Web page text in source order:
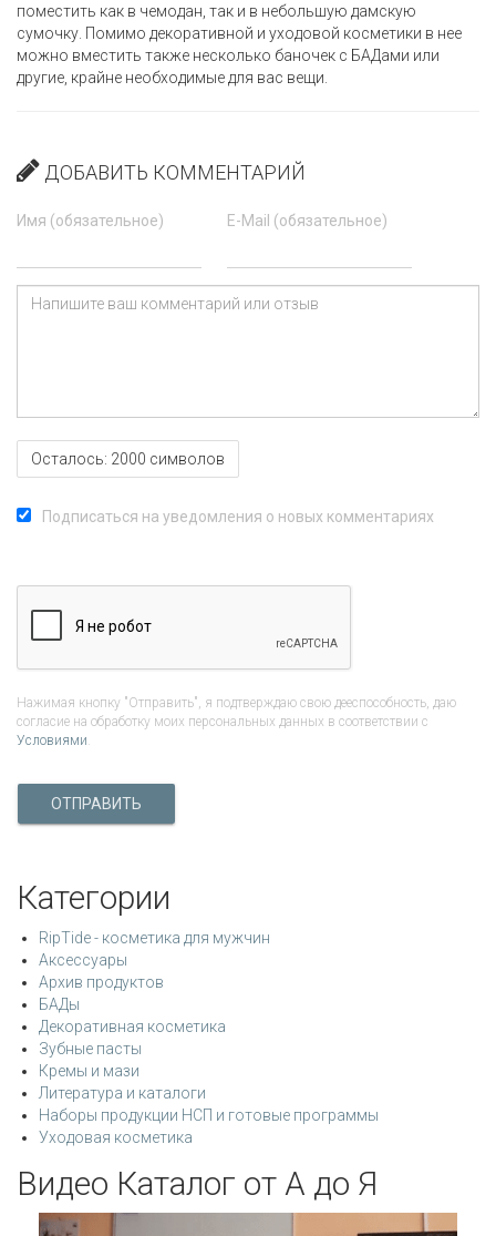
поместить как в чемодан, так и в небольшую дамскую
сумочку. Помимо декоративной и уходовой косметики в нее
можно вместить также несколько баночек с БАДами или
другие, крайне необходимые для вас вещи.
ДОБАВИТЬ КОММЕНТАРИЙ
Имя (обязательное) E-Mail (обязательное)
Осталось: 2000 символов
Подписаться на уведомления о новых комментариях
Нажимая кнопку "Отправить", я подтверждаю свою дееспособность, даю
согласие на обработку моих персональных данных в соответствии с
Условиями.
ОТПРАВИТЬ
Категории
RipTide - косметика для мужчин
Аксессуары
Архив продуктов
БАДы
Декоративная косметика
Зубные пасты
Кремы и мази
Литература и каталоги
Наборы продукции НСП и готовые программы
Уходовая косметика
Видео Каталог от А до Я